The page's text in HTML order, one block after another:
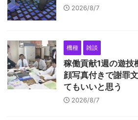
2026/8/7
機種 雑談
稼働貢献1週の遊技
顔写真付きで謝罪
てもいいと思う
2026/8/7